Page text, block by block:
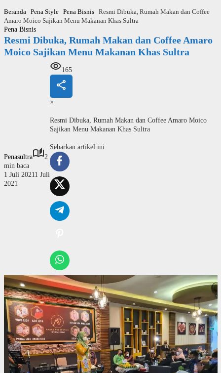
ke
konten
Beranda Pena Style Pena Bisnis
Resmi Dibuka, Rumah Makan dan Coffee
Amaro Moico Sajikan Menu Makanan Khas Sultra
Pena Bisnis
Resmi Dibuka, Rumah Makan dan Coffee Amaro
Moico Sajikan Menu Makanan Khas Sultra
Penasultra
2
min baca
1 Juli 20211 Juli
2021
165
×
Resmi Dibuka, Rumah Makan dan Coffee Amaro Moico
Sajikan Menu Makanan Khas Sultra
Sebarkan artikel ini